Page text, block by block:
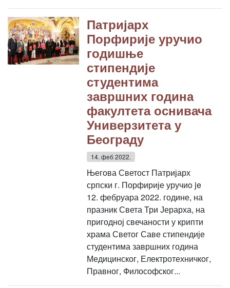
Патријарх
Порфирије уручио
годишње
стипендије
студентима
завршних година
факултета оснивача
Универзитета у
Београду
14. феб 2022.
Његова Светост Патријарх
српски г. Порфирије уручиo je
12. фебруара 2022. године, на
празник Света Три Јерарха, на
пригодној свечаности у крипти
храма Светог Саве стипендије
студентима завршних година
Медицинског, Електротехничког,
Правног, Философског...